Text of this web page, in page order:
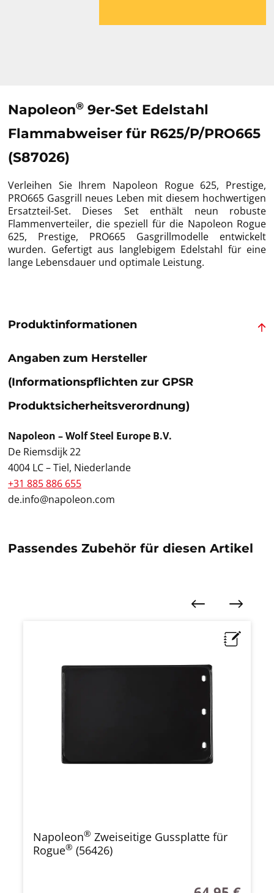
Napoleon® 9er-Set Edelstahl
Flammabweiser für R625/P/PRO665
(S87026)
Verleihen Sie Ihrem Napoleon Rogue 625, Prestige,
PRO665 Gasgrill neues Leben mit diesem hochwertigen
Ersatzteil-Set. Dieses Set enthält neun robuste
Flammenverteiler, die speziell für die Napoleon Rogue
625, Prestige, PRO665 Gasgrillmodelle entwickelt
wurden. Gefertigt aus langlebigem Edelstahl für eine
lange Lebensdauer und optimale Leistung.
Produktinformationen
Angaben zum Hersteller
(Informationspflichten zur GPSR
Produktsicherheitsverordnung)
Napoleon – Wolf Steel Europe B.V.
De Riemsdijk 22
4004 LC – Tiel, Niederlande
+31 885 886 655
de.info@napoleon.com
Passendes Zubehör für diesen Artikel
Napoleon® Zweiseitige Gussplatte für
Rogue® (56426)